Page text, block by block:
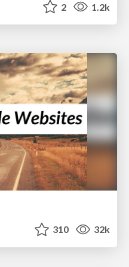
2 1.2k
310 32k